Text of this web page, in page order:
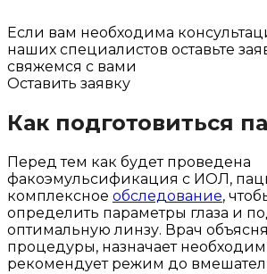
Если вам необходима
наших специалистов оставьте
свяжемся с вами
Оставить заявку
Как подготовиться
Перед тем как будет проведена
факоэмульсификация с ИОЛ,
комплексное обследование,
определить параметры глаза и
оптимальную линзу. Врач
процедуры, назначает
рекомендует режим до